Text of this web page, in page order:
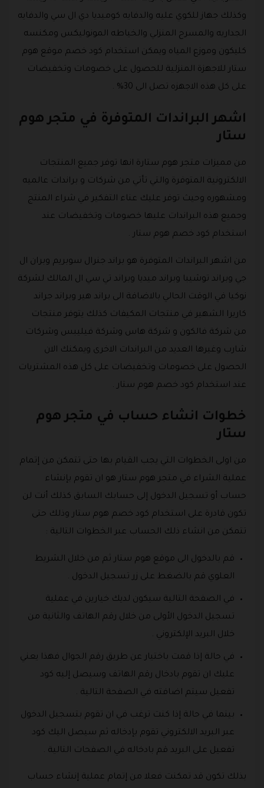
وكذلك جهاز للكوي عليه والدفايه كوميديا دي ال سي والدفايه
الجداريه والمسرح المنزلي والخياطه المونوليكس ومكنسه
كليكون وموزع المياه ويمكن استخدام كود خصم موقع هوم
ستار للاجهزة المنزلية للحصول على خصومات وتخفيضات
على كل هذه الاجهزه تصل الى 30% .
اشهر البراندات المتوفرة في متجر هوم
ستار
من مميزات متجر هوم ستارة انها توفر جميع المنتجات
الالكترونية المتوفرة والتي تأتي من شركات و براندات عالميه
ومشهوره وحيث توفر عليك عناء التفكير في شراء المنتج
وجميع هذه البراندات عليها خصومات وتخفيضات عند
استخدام كود خصم هوم ستار .
من اشهر البراندات المتوفرة هو براند جنرال سوبريم وبران ال
جي وبراند توشيبا وبراند ميديا وبراند تي سي ال المالك لشركة
نوكيا في الوقت الحالي بالاضافة الى براند هير وبراند جراند
كاريرا الشهير في منتجات المكيفات كذلك يتوفر منتجات
من شركة فالكون و شركة هاس وشركة فيليبس وشركات
شارب وغيرها العديد من البراندات الاخرى ويمكنك الان
الحصول على خصومات وتخفيضات على كل هذه المشتريات
عند استخدام كود خصم هوم ستار .
خطوات انشاء حساب في متجر هوم
ستار
من اولى الخطوات التي يجب القيام بها حتى تتمكن من إتمام
عملية الشراء في متجر هوم ستار هو ان تقوم بإنشاء
حساب أو تسجيل الدخول إلى حسابك السابق كذلك أنت لن
تكون قادرة على استخدام كود خصم هوم ستار وذلك حتى
تتمكن من انشاء ذلك الحساب عبر الخطوات التالية :
قم بالدخول الى موقع هوم ستار ثم من خلال الشريط
العلوي قم بالضغط على زر تسجيل الدخول .
في الصفحة التالية سيكون لديك خيارين في عملية
تسجيل الدخول الأولى من خلال رقم الهاتف والثانية من
خلال البريد الإلكتروني .
في حالة إذا قمت باختيار عن طريق رقم الجوال فهذا يعني
عليك ان تقوم بادخال رقم الهاتف وسيصل إليه كود
تفعيل سيتم اضافته في الصفحة التالية .
بينما في حالة إذا كنت ترغب في ان تقوم بتسجيل الدخول
عبر البريد الالكتروني تقوم بإدخاله ثم سيصل اليك كود
تفعيل على البريد قم بادخاله في الصفحات التالية .
بذلك تكون قد تمكنت فعلا من إتمام عملية إنشاء حساب